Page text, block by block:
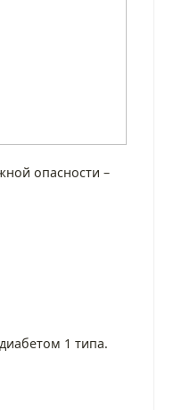
опасности –
1 типа.